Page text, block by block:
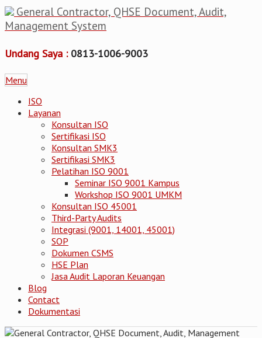
General Contractor, QHSE Document, Audit,
Management System
Undang Saya : 0813-1006-9003
Menu
ISO
Layanan
Konsultan ISO
Sertifikasi ISO
Konsultan SMK3
Sertifikasi SMK3
Pelatihan ISO 9001
Seminar ISO 9001 Kampus
Workshop ISO 9001 UMKM
Konsultan ISO 45001
Third-Party Audits
Integrasi (9001, 14001, 45001)
SOP
Dokumen CSMS
HSE Plan
Jasa Audit Laporan Keuangan
Blog
Contact
Dokumentasi